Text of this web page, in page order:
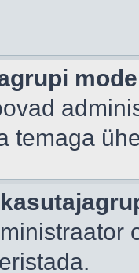
temaga